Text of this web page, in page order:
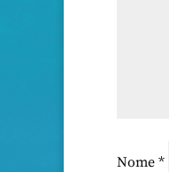
Nome *